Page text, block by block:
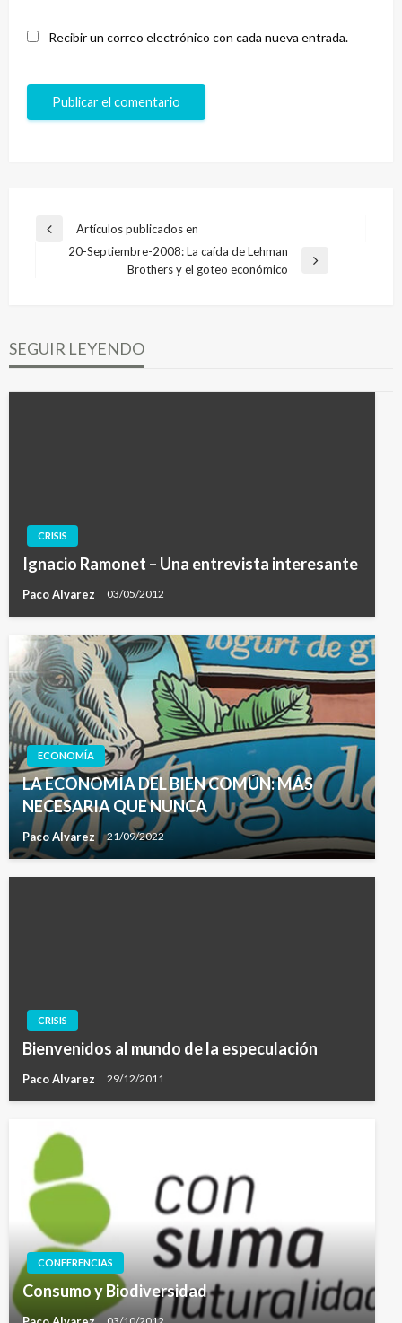
Recibir un correo electrónico con cada nueva entrada.
Navegación
Entrada
anterior
Artículos publicados en
20-Septiembre-2008: La caída de Lehman
Brothers y el goteo económico
SEGUIR LEYENDO
CRISIS
Ignacio Ramonet – Una entrevista interesante
Paco Alvarez 03/05/2012
ECONOMÍA
LA ECONOMÍA DEL BIEN COMÚN: MÁS
NECESARIA QUE NUNCA
Paco Alvarez 21/09/2022
CRISIS
Bienvenidos al mundo de la especulación
Paco Alvarez 29/12/2011
CONFERENCIAS
Consumo y Biodiversidad